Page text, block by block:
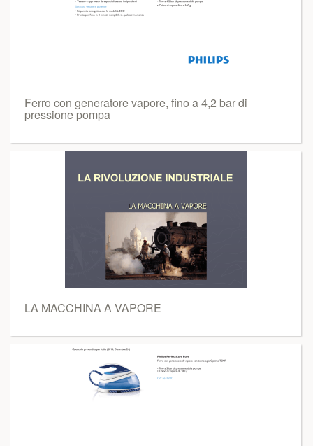
Ferro con generatore vapore, fino a 4,2 bar di
pressione pompa
LA MACCHINA A VAPORE